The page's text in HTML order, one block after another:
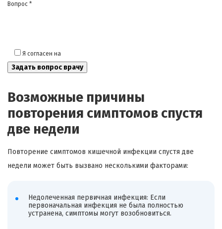
Вопрос *
Я согласен на
Возможные причины
повторения симптомов спустя
две недели
Повторение симптомов кишечной инфекции спустя две
недели может быть вызвано несколькими факторами:
Недолеченная первичная инфекция: Если
первоначальная инфекция не была полностью
устранена, симптомы могут возобновиться.